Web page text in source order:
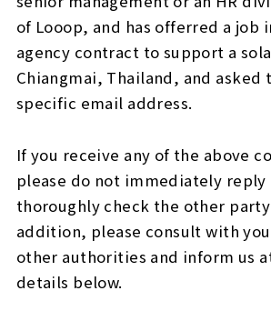
of Looop, and has offerred a job
agency contract to support a
Chiangmai, Thailand, and asked
specific email address.
If you receive any of the above
please do not immediately reply
thoroughly check the other
addition, please consult with
other authorities and inform us
details below.